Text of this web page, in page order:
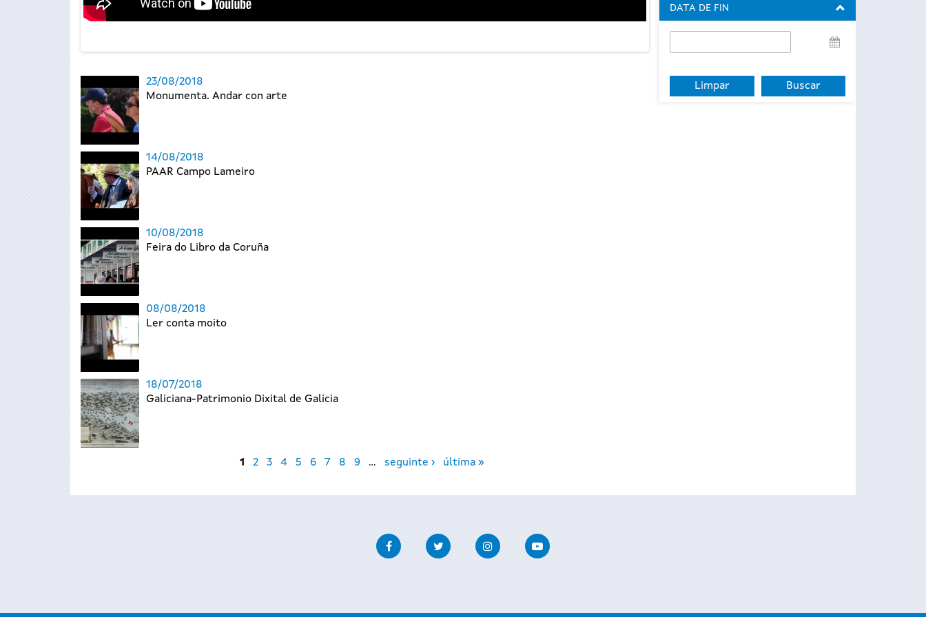
23/08/2018
Monumenta. Andar con arte
14/08/2018
PAAR Campo Lameiro
10/08/2018
Feira do Libro da Coruña
08/08/2018
Ler conta moito
18/07/2018
Galiciana-Patrimonio Dixital de Galicia
1 2 3 4 5 6 7 8 9 … seguinte › última »
DATA DE FIN
de
FacebookTwitter InstagramYoutube